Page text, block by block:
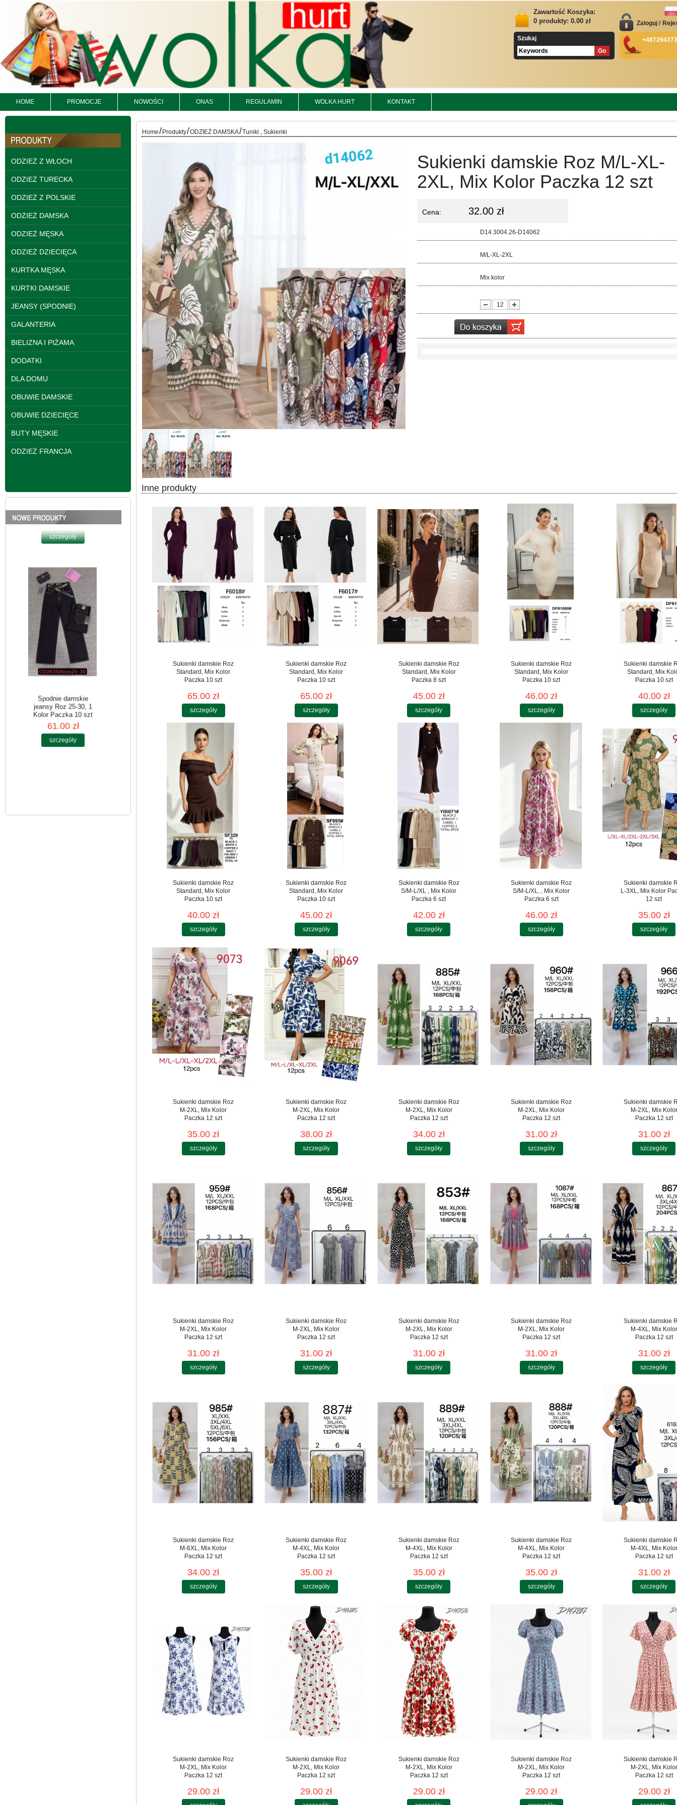
Zawartość Koszyka:
0 produkty: 0.00 zł
Szukaj
Zaloguj /
HOME PROMOCJE NOWOŚCI ONAS REGULAMIN WOLKA HURT KONTAKT
ODZIEŻ Z WŁOCH
ODZIEŻ TURECKA
ODZIEŻ Z POLSKIE
ODZIEŻ DAMSKA
ODZIEŻ MĘSKA
ODZIEŻ DZIECIĘCA
KURTKA MĘSKA
KURTKI DAMSKIE
JEANSY (SPODNIE)
GALANTERIA
BIELIZNA I PIŻAMA
DODATKI
DLA DOMU
OBUWIE DAMSKIE
OBUWIE DZIECIĘCE
BUTY MĘSKIE
ODZIEŻ FRANCJA
Kolor Paczka 10 szt
61.00 zł
szczegóły
Spodnie damskie
jeansy Roz 25-30, 1
Kolor Paczka 10 szt
61.00 zł
szczegóły
Spodnie damskie
jeansy Roz 25-30, 1
Kolor Paczka 10 szt
szczegóły
Spodnie damskie
jeansy Roz 25-30, 1
Home/ Produkty/ODZIEŻ DAMSKA/Tuniki , Sukienki
Sukienki damskie Roz M/L-XL-
2XL, Mix Kolor Paczka 12 szt
Cena: 32.00 zł
D14.3004.26-D14062
M/L-XL-2XL
Mix kolor
Inne produkty
Sukienki damskie Roz
Standard, Mix Kolor
Paczka 10 szt
65.00 zł
szczegóły
Sukienki damskie Roz
Standard, Mix Kolor
Paczka 10 szt
65.00 zł
szczegóły
Sukienki damskie Roz
Standard, Mix Kolor
Paczka 8 szt
45.00 zł
szczegóły
Sukienki damskie Roz
Standard, Mix Kolor
Paczka 10 szt
46.00 zł
szczegóły
Sukienki damskie
Standard, Mix
Paczka 10 szt
40.00 zł
szczegóły
Sukienki damskie Roz
Standard, Mix Kolor
Paczka 10 szt
40.00 zł
szczegóły
Sukienki damskie Roz
Standard, Mix Kolor
Paczka 10 szt
45.00 zł
szczegóły
Sukienki damskie Roz
S/M-L/XL , Mix Kolor
Paczka 6 szt
42.00 zł
szczegóły
Sukienki damskie Roz
S/M-L/XL, , Mix Kolor
Paczka 6 szt
46.00 zł
szczegóły
Sukienki damskie
L-3XL, Mix Kolor
12 szt
35.00 zł
szczegóły
Sukienki damskie Roz
M-2XL, Mix Kolor
Paczka 12 szt
35.00 zł
szczegóły
Sukienki damskie Roz
M-2XL, Mix Kolor
Paczka 12 szt
38.00 zł
szczegóły
Sukienki damskie Roz
M-2XL, Mix Kolor
Paczka 12 szt
34.00 zł
szczegóły
Sukienki damskie Roz
M-2XL, Mix Kolor
Paczka 12 szt
31.00 zł
szczegóły
Sukienki damskie
M-2XL, Mix Kolor
Paczka 12 szt
31.00 zł
szczegóły
Sukienki damskie Roz
M-2XL, Mix Kolor
Paczka 12 szt
31.00 zł
szczegóły
Sukienki damskie Roz
M-2XL, Mix Kolor
Paczka 12 szt
31.00 zł
szczegóły
Sukienki damskie Roz
M-2XL, Mix Kolor
Paczka 12 szt
31.00 zł
szczegóły
Sukienki damskie Roz
M-2XL, Mix Kolor
Paczka 12 szt
31.00 zł
szczegóły
Sukienki damskie
M-4XL, Mix Kolor
Paczka 12 szt
31.00 zł
szczegóły
Sukienki damskie Roz
M-6XL, Mix Kolor
Paczka 12 szt
34.00 zł
szczegóły
Sukienki damskie Roz
M-4XL, Mix Kolor
Paczka 12 szt
35.00 zł
szczegóły
Sukienki damskie Roz
M-4XL, Mix Kolor
Paczka 12 szt
35.00 zł
szczegóły
Sukienki damskie Roz
M-4XL, Mix Kolor
Paczka 12 szt
35.00 zł
szczegóły
Sukienki damskie
M-4XL, Mix Kolor
Paczka 12 szt
31.00 zł
szczegóły
Sukienki damskie Roz
M-2XL, Mix Kolor
Paczka 12 szt
29.00 zł
Sukienki damskie Roz
M-2XL, Mix Kolor
Paczka 12 szt
29.00 zł
Sukienki damskie Roz
M-2XL, Mix Kolor
Paczka 12 szt
29.00 zł
Sukienki damskie Roz
M-2XL, Mix Kolor
Paczka 12 szt
29.00 zł
Sukienki damskie
M-2XL, Mix Kolor
Paczka 12 szt
29.00 zł